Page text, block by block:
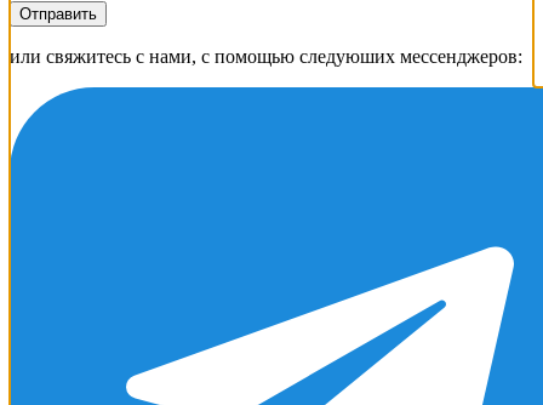
Отправить
или свяжитесь с нами, с помощью следуюших мессенджеров: